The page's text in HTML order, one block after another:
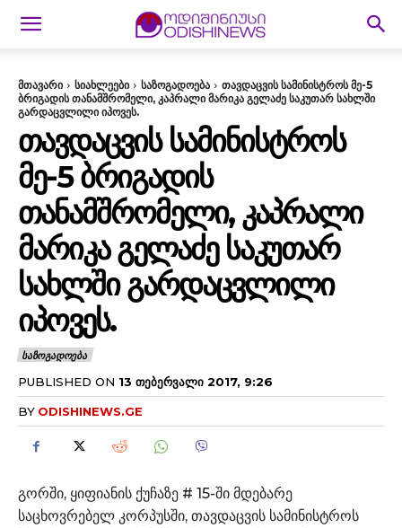
მთავარი სიახლეები საზოგადოება
თავდაცვის სამინისტროს მე-5
ბრიგადის თანამშრომელი, კაპრალი მარიკა გელაძე საკუთარ სახლში
გარდაცვლილი იპოვეს.
ᲗᲐᲕᲓᲐᲪᲕᲘᲡ ᲡᲐᲛᲘᲜᲘᲡᲢᲠᲝᲡ
ᲛᲔ-5 ᲑᲠᲘᲒᲐᲓᲘᲡ
ᲗᲐᲜᲐᲛᲨᲠᲝᲛᲔᲚᲘ, ᲙᲐᲞᲠᲐᲚᲘ
ᲛᲐᲠᲘᲙᲐ ᲒᲔᲚᲐᲫᲔ ᲡᲐᲙᲣᲗᲐᲠ
ᲡᲐᲮᲚᲨᲘ ᲒᲐᲠᲓᲐᲪᲕᲚᲘᲚᲘ
ᲘᲞᲝᲕᲔᲡ.
ᲡᲐᲖᲝᲒᲐᲓᲝᲔᲑᲐ
PUBLISHED ON 13 ᲗᲔᲑᲔᲠᲕᲐᲚᲘ 2017, 9:26
BY ODISHINEWS.GE
გორში, ყიფიანის ქუჩაზე # 15-ში მდებარე
საცხოვრებელ კორპუსში, თავდაცვის სამინისტროს